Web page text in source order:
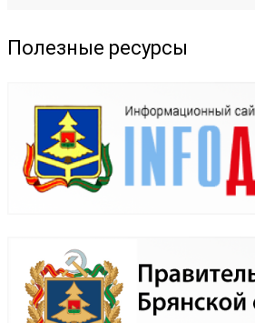
Полезные ресурсы